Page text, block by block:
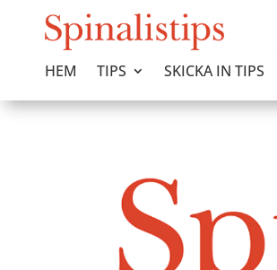
HEM TIPS SKICKA IN TIPS